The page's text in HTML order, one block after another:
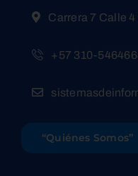
Carrera 7 Calle
+57 310-
“Quiénes Somos”